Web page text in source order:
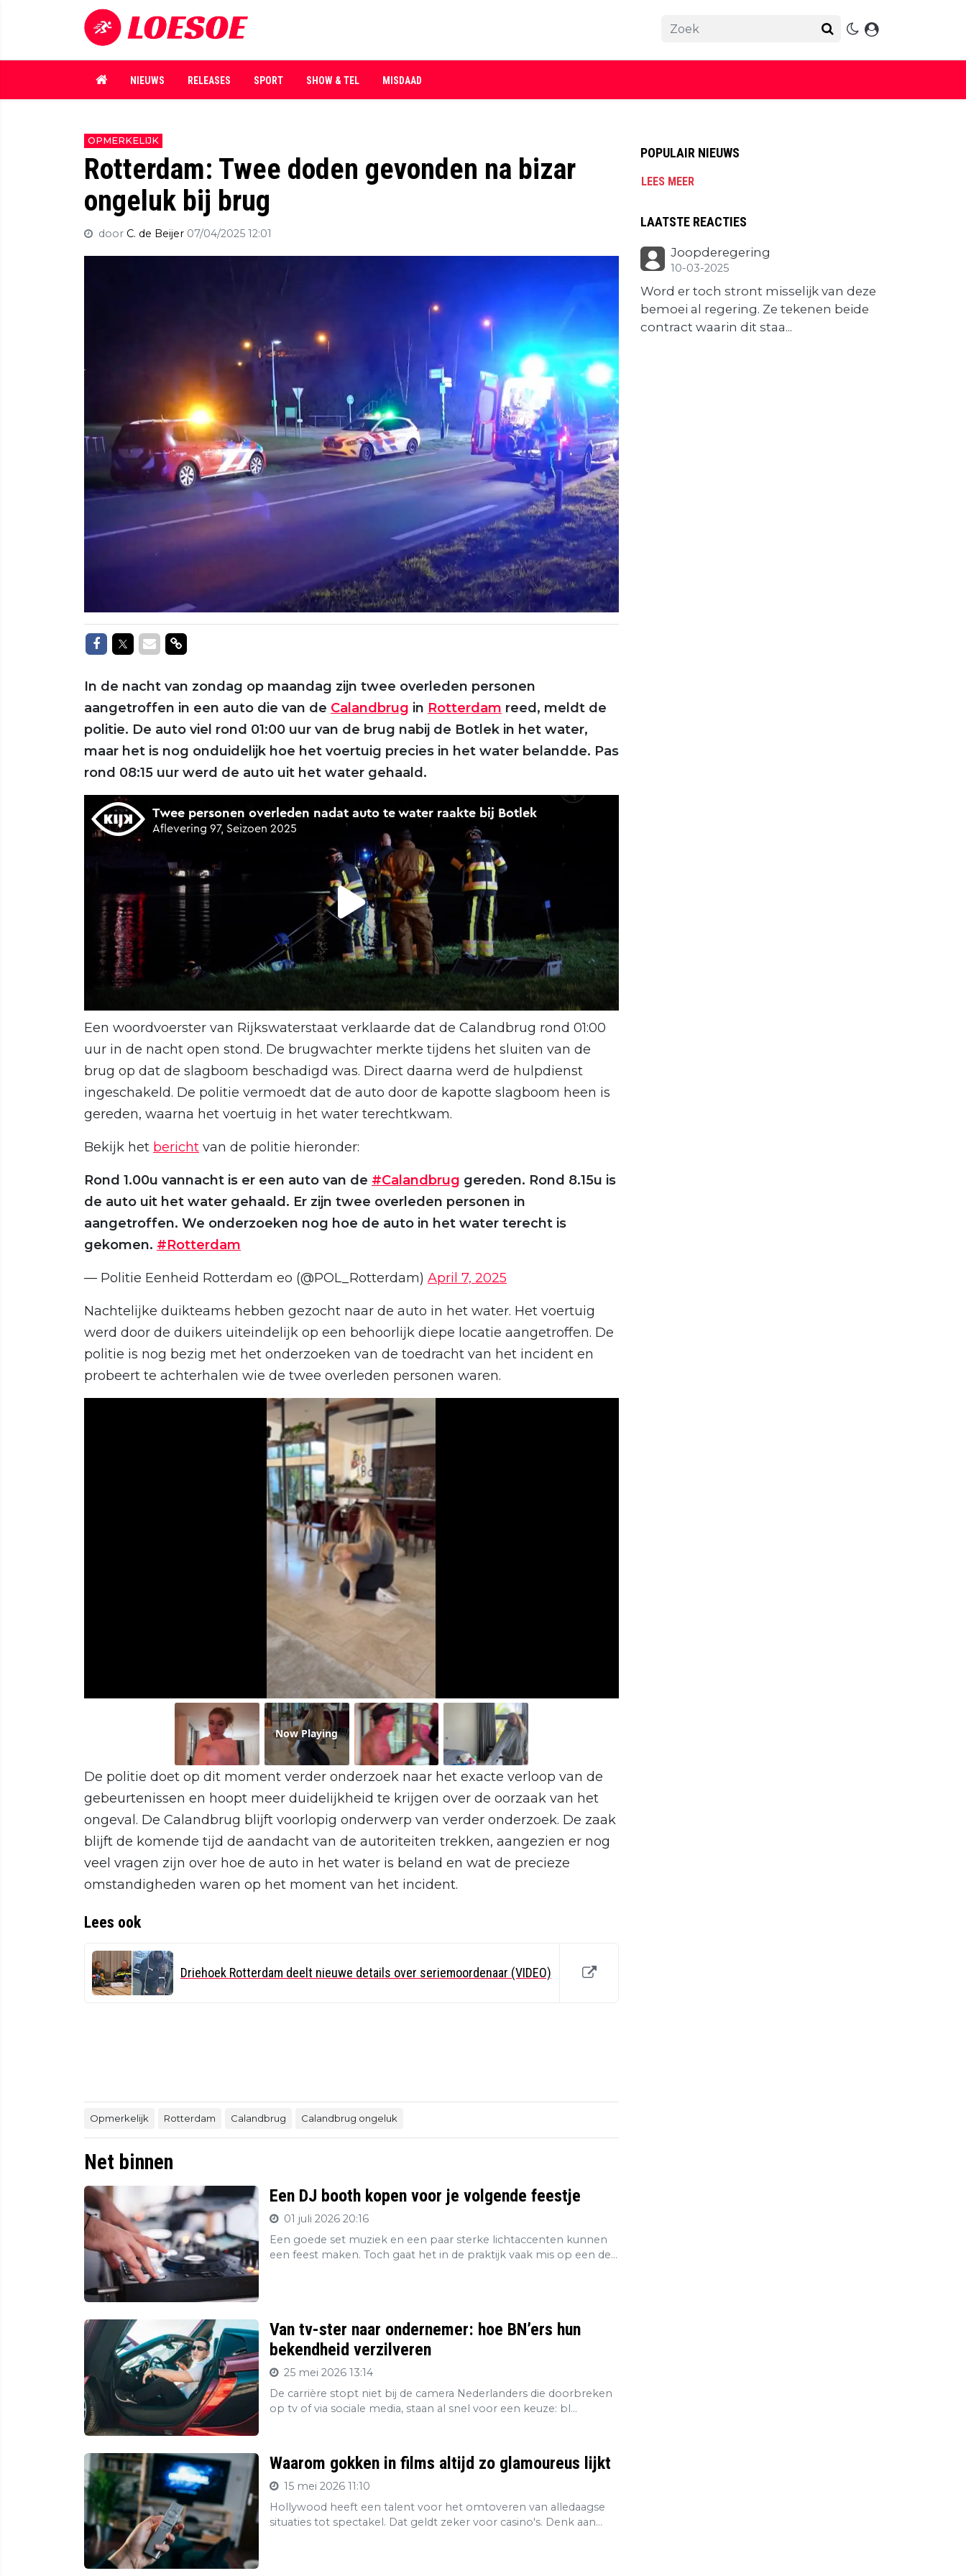
NIEUWS RELEASES SPORT SHOW & TEL MISDAAD
OPMERKELIJK
Rotterdam: Twee doden gevonden na bizar
ongeluk bij brug
door C. de Beijer 07/04/2025 12:01
Delen op Facebook
Delen op Twitter
Delen via Mail
Delen via link
In de nacht van zondag op maandag zijn twee overleden personen
aangetroffen in een auto die van de Calandbrug in Rotterdam reed, meldt de
politie. De auto viel rond 01:00 uur van de brug nabij de Botlek in het water,
maar het is nog onduidelijk hoe het voertuig precies in het water belandde. Pas
rond 08:15 uur werd de auto uit het water gehaald.
Een woordvoerster van Rijkswaterstaat verklaarde dat de Calandbrug rond 01:00
uur in de nacht open stond. De brugwachter merkte tijdens het sluiten van de
brug op dat de slagboom beschadigd was. Direct daarna werd de hulpdienst
ingeschakeld. De politie vermoedt dat de auto door de kapotte slagboom heen is
gereden, waarna het voertuig in het water terechtkwam.
Bekijk het bericht van de politie hieronder:
Rond 1.00u vannacht is er een auto van de #Calandbrug gereden. Rond 8.15u is
de auto uit het water gehaald. Er zijn twee overleden personen in
aangetroffen. We onderzoeken nog hoe de auto in het water terecht is
gekomen. #Rotterdam
— Politie Eenheid Rotterdam eo (@POL_Rotterdam) April 7, 2025
Nachtelijke duikteams hebben gezocht naar de auto in het water. Het voertuig
werd door de duikers uiteindelijk op een behoorlijk diepe locatie aangetroffen. De
politie is nog bezig met het onderzoeken van de toedracht van het incident en
probeert te achterhalen wie de twee overleden personen waren.
Now Playing
De politie doet op dit moment verder onderzoek naar het exacte verloop van de
gebeurtenissen en hoopt meer duidelijkheid te krijgen over de oorzaak van het
ongeval. De Calandbrug blijft voorlopig onderwerp van verder onderzoek. De zaak
blijft de komende tijd de aandacht van de autoriteiten trekken, aangezien er nog
veel vragen zijn over hoe de auto in het water is beland en wat de precieze
omstandigheden waren op het moment van het incident.
Lees ook
Driehoek Rotterdam deelt nieuwe details over seriemoordenaar (VIDEO)
Opmerkelijk Rotterdam Calandbrug Calandbrug ongeluk
Net binnen
Een DJ booth kopen voor je volgende feestje
01 juli 2026 20:16
Een goede set muziek en een paar sterke lichtaccenten kunnen
een feest maken. Toch gaat het in de praktijk vaak mis op een de...
Van tv-ster naar ondernemer: hoe BN’ers hun
bekendheid verzilveren
25 mei 2026 13:14
De carrière stopt niet bij de camera Nederlanders die doorbreken
op tv of via sociale media, staan al snel voor een keuze: bl...
Waarom gokken in films altijd zo glamoureus lijkt
15 mei 2026 11:10
Hollywood heeft een talent voor het omtoveren van alledaagse
situaties tot spectakel. Dat geldt zeker voor casino's. Denk aan...
POPULAIR NIEUWS
LEES MEER
LAATSTE REACTIES
Joopderegering
10-03-2025
Word er toch stront misselijk van deze
bemoei al regering. Ze tekenen beide
contract waarin dit staa...